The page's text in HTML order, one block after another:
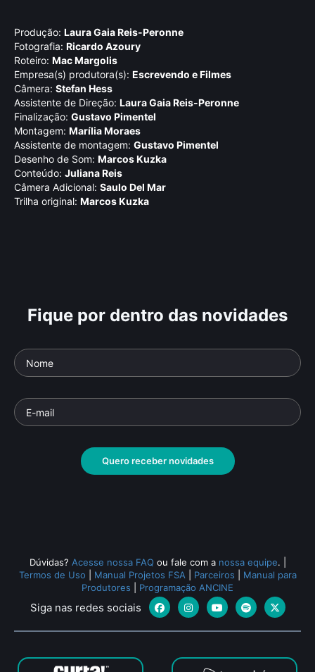
Produção: Laura Gaia Reis-Peronne
Fotografia: Ricardo Azoury
Roteiro: Mac Margolis
Empresa(s) produtora(s): Escrevendo e Filmes
Câmera: Stefan Hess
Assistente de Direção: Laura Gaia Reis-Peronne
Finalização: Gustavo Pimentel
Montagem: Marí­lia Moraes
Assistente de montagem: Gustavo Pimentel
Desenho de Som: Marcos Kuzka
Conteúdo: Juliana Reis
Câmera Adicional: Saulo Del Mar
Trilha original: Marcos Kuzka
Fique por dentro das novidades
Quero receber novidades
Dúvidas? Acesse nossa FAQ ou fale com a nossa equipe.
Termos de Uso
Manual Projetos FSA Parceiros
Manual para
Produtores
Programação ANCINE
Siga nas redes sociais